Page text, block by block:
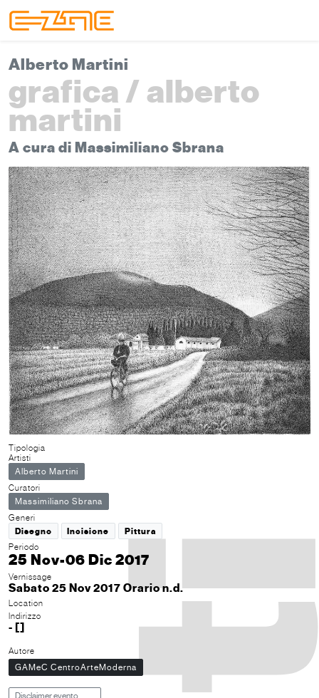
Alberto Martini
grafica / alberto
martini
A cura di Massimiliano Sbrana
Tipologia
Artisti
Alberto Martini
Curatori
Massimiliano Sbrana
Generi
Disegno
Incisione
Pittura
Periodo
25 Nov-06 Dic 2017
Vernissage
Sabato 25 Nov 2017 Orario n.d.
Location
Indirizzo
- []
Autore
GAMeC CentroArteModerna
Disclaimer evento